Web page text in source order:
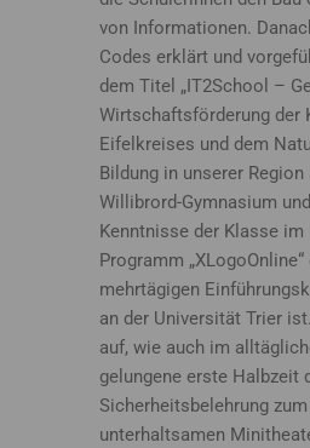
von Informationen.
Codes erklärt und
dem Titel „IT2School –
Wirtschaftsförderung der
Eifelkreises und dem
Bildung in unserer
Willibrord-Gymnasium
Kenntnisse der Klasse
Programm
mehrtägigen
an der Universität Trier
auf, wie auch im
gelungene erste Halbzeit
Sicherheitsbelehrung
unterhaltsamen